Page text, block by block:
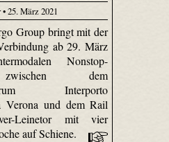
25. März 2021
Group bringt mit der
ab 29. März
Nonstop-
dem
Interporto
Verona und dem Rail
Leinetor mit vier
auf Schiene.